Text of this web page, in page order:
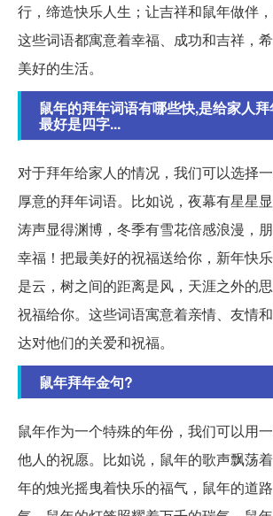
行，缔造快乐人生；让吉祥和鼠年做伴，
这些词语都寓意着幸福、成功和吉祥，
美好的生活。
鼠年的拜年词语有哪些快,是给家人
最好是四字...
对于拜年给家人的情况，我们可以选择
厚意的拜年词语。比如说，夜幕有星星
涛声显得渊博，冬季有雪花倍感浪漫，
幸福！把最美好的祝福送给你，新年快
是云，树之间的距离是风，天涯之外的
祝福给你。这些词语寓意着亲情、友情
达对他们的关爱和祝福。
鼠年拜年金句?
鼠年作为一个特殊的年份，我们可以用
他人的祝愿。比如说，鼠年的歌声飘荡
年的烛光摇曳着快乐的福气，鼠年的道